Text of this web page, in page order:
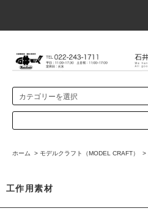
ホーム > モデルクラフト（MODEL CRAFT） >
工作用素材